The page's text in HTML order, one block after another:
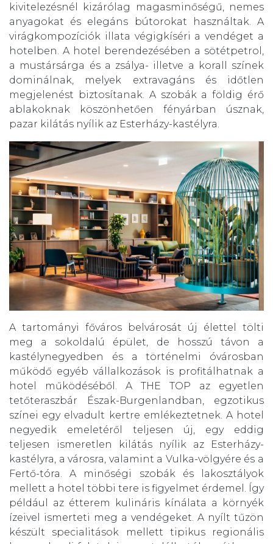
kivitelezésnél kizárólag magasminőségű, nemes
anyagokat és elegáns bútorokat használtak. A
virágkompozíciók illata végigkíséri a vendéget a
hotelben. A hotel berendezésében a sötétpetrol,
a mustársárga és a zsálya- illetve a korall színek
dominálnak, melyek extravagáns és időtlen
megjelenést biztosítanak. A szobák a földig érő
ablakoknak köszönhetően fényárban úsznak,
pazar kilátás nyílik az Esterházy-kastélyra.
A tartományi főváros belvárosát új élettel tölti
meg a sokoldalú épület, de hosszú távon a
kastélynegyedben és a történelmi óvárosban
működő egyéb vállalkozások is profitálhatnak a
hotel működéséből. A THE TOP az egyetlen
tetőteraszbár Észak-Burgenlandban, egzotikus
színei egy elvadult kertre emlékeztetnek. A hotel
negyedik emeletéről teljesen új, egy eddig
teljesen ismeretlen kilátás nyílik az Esterházy-
kastélyra, a városra, valamint a Vulka-völgyére és a
Fertő-tóra. A minőségi szobák és lakosztályok
mellett a hotel többi tere is figyelmet érdemel. Így
például az étterem kulináris kínálata a környék
ízeivel ismerteti meg a vendégeket. A nyílt tűzön
készült specialitások mellett tipikus regionális